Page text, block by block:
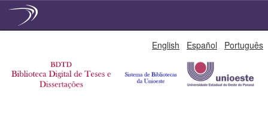
English Español Português